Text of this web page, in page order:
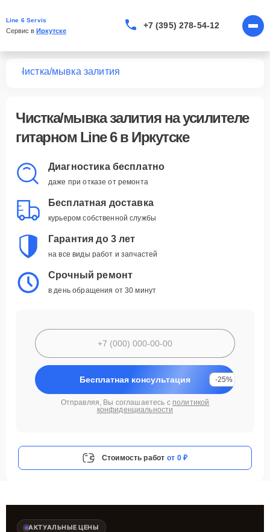
Line 6 Servis
Сервис в Иркутске
+7 (395) 278-54-12
Чистка/мывка залития
Чистка/мывка залитияна усилителе
гитарном Line 6 в Иркутске
Диагностика бесплатно
даже при отказе от ремонта
Бесплатная доставка
курьером собственной службы
Гарантия до 3 лет
на все виды работ и запчастей
Срочный ремонт
в день обращения от 30 минут
Бесплатная консультация -25%
Отправляя, Вы соглашаетесь с политикой
конфиденциальности
Стоимость работ от 0 ₽
АКТУАЛЬНЫЕ ЦЕНЫ